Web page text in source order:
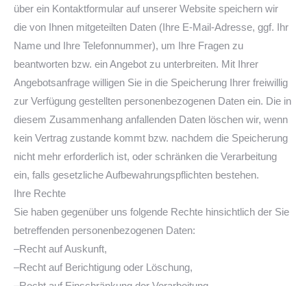
über ein Kontaktformular auf unserer Website speichern wir
die von Ihnen mitgeteilten Daten (Ihre E-Mail-Adresse, ggf. Ihr
Name und Ihre Telefonnummer), um Ihre Fragen zu
beantworten bzw. ein Angebot zu unterbreiten. Mit Ihrer
Angebotsanfrage willigen Sie in die Speicherung Ihrer freiwillig
zur Verfügung gestellten personenbezogenen Daten ein. Die in
diesem Zusammenhang anfallenden Daten löschen wir, wenn
kein Vertrag zustande kommt bzw. nachdem die Speicherung
nicht mehr erforderlich ist, oder schränken die Verarbeitung
ein, falls gesetzliche Aufbewahrungspflichten bestehen.
Ihre Rechte
Sie haben gegenüber uns folgende Rechte hinsichtlich der Sie
betreffenden personenbezogenen Daten:
–Recht auf Auskunft,
–Recht auf Berichtigung oder Löschung,